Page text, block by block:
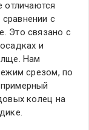
отличаются
с
Это связано с
и
Нам
срезом, по
колец на